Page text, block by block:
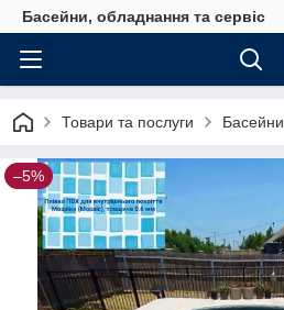
Басейни, обладнання та сервіс
Товари та послуги Басейни
–5%